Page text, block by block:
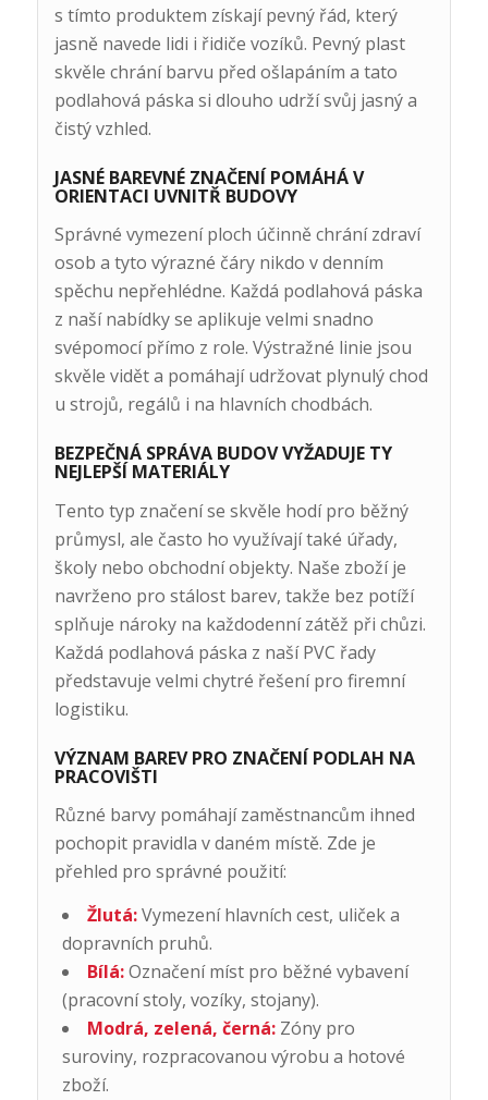
s tímto produktem získají pevný řád, který
jasně navede lidi i řidiče vozíků. Pevný plast
skvěle chrání barvu před ošlapáním a tato
podlahová páska si dlouho udrží svůj jasný a
čistý vzhled.
JASNÉ BAREVNÉ ZNAČENÍ POMÁHÁ V
ORIENTACI UVNITŘ BUDOVY
Správné vymezení ploch účinně chrání zdraví
osob a tyto výrazné čáry nikdo v denním
spěchu nepřehlédne. Každá podlahová páska
z naší nabídky se aplikuje velmi snadno
svépomocí přímo z role. Výstražné linie jsou
skvěle vidět a pomáhají udržovat plynulý chod
u strojů, regálů i na hlavních chodbách.
BEZPEČNÁ SPRÁVA BUDOV VYŽADUJE TY
NEJLEPŠÍ MATERIÁLY
Tento typ značení se skvěle hodí pro běžný
průmysl, ale často ho využívají také úřady,
školy nebo obchodní objekty. Naše zboží je
navrženo pro stálost barev, takže bez potíží
splňuje nároky na každodenní zátěž při chůzi.
Každá podlahová páska z naší PVC řady
představuje velmi chytré řešení pro firemní
logistiku.
VÝZNAM BAREV PRO ZNAČENÍ PODLAH NA
PRACOVIŠTI
Různé barvy pomáhají zaměstnancům ihned
pochopit pravidla v daném místě. Zde je
přehled pro správné použití:
Žlutá:Vymezení hlavních cest, uliček a
dopravních pruhů.
Bílá:Označení míst pro běžné vybavení
(pracovní stoly, vozíky, stojany).
Modrá, zelená, černá:Zóny pro
suroviny, rozpracovanou výrobu a hotové
zboží.